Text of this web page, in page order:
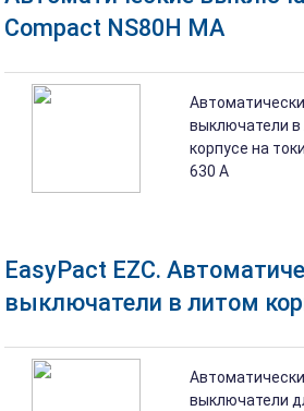
Compact NS80H MA
EasyPact EZC.
выключатели в литом
выключатели в
корпусе на
630 A
выключатели